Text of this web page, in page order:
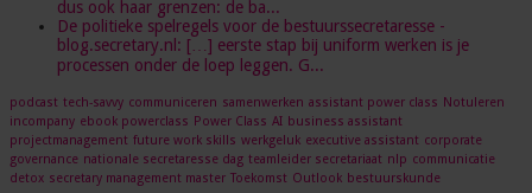
dus ook haar grenzen: de ba...
De politieke spelregels voor de bestuurssecretaresse -
blog.secretary.nl: […] eerste stap bij uniform werken is je
processen onder de loep leggen. G...
podcast tech-savvy communiceren samenwerken assistant power class Notuleren
incompany ebook powerclass Power Class AI business assistant
projectmanagement future work skills werkgeluk executive assistant corporate
governance nationale secretaresse dag teamleider secretariaat nlp communicatie
detox secretary management master Toekomst Outlook bestuurskunde